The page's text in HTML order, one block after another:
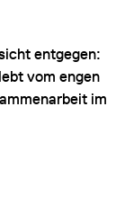
entgegen:
vom engen
im